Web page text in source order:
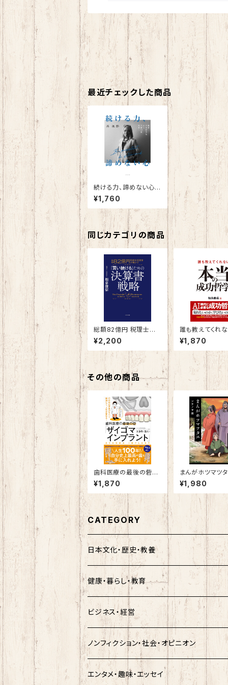
最近チェックした商品
続ける力、諦めない心
～極貧中学留学生から
年商50億社長へ～
¥1,760
同じカテゴリの商品
総額82億円 税理士投
資家が明かす 「買い
続ける」ための決算書
戦略
¥2,200
誰も教えてくれ
当の成功哲学
¥1,870
その他の商品
歯科医療の最後の砦
「ザイゴマインプラント」
～口の中の不安がすべ
て解消して、人生が変わ
る！～
¥1,870
まんがホツマツ
サノヲ編
¥1,980
CATEGORY
日本文化・歴史・教養
健康・暮らし・教育
ビジネス・経営
ノンフィクション・社会・オピニオン
エンタメ・趣味・エッセイ